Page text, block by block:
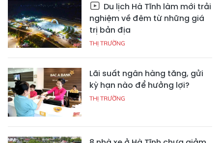
Du lịch Hà Tĩnh làm mới trải
nghiệm về đêm từ những giá
trị bản địa
THỊ TRƯỜNG
Lãi suất ngân hàng tăng, gửi
kỳ hạn nào để hưởng lợi?
THỊ TRƯỜNG